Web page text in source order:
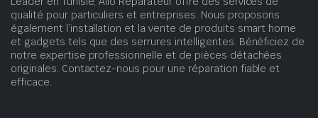
qualité pour particuliers et entreprises. Nous proposons
également l’installation et la vente de produits smart home
et gadgets tels que des serrures intelligentes. Bénéficiez de
notre expertise professionnelle et de pièces détachées
originales. Contactez-nous pour une réparation fiable et
efficace.